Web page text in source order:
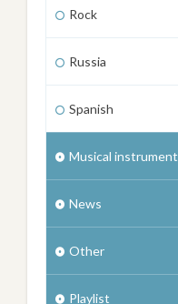
Rock
Russia
Spanish
Musical instrument
News
Other
Playlist